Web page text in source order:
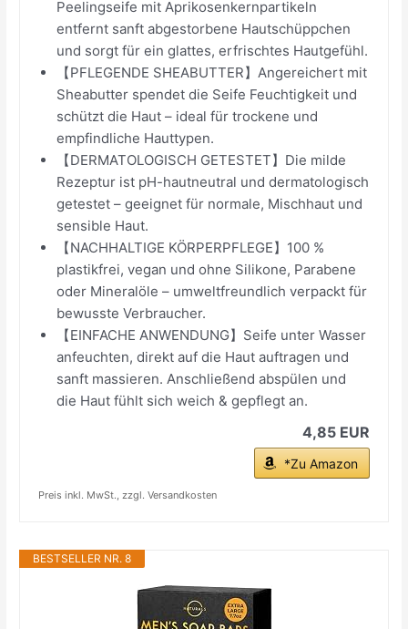
Peelingseife mit Aprikosenkernpartikeln
entfernt sanft abgestorbene Hautschüppchen
und sorgt für ein glattes, erfrischtes Hautgefühl.
【PFLEGENDE SHEABUTTER】Angereichert mit
Sheabutter spendet die Seife Feuchtigkeit und
schützt die Haut – ideal für trockene und
empfindliche Hauttypen.
【DERMATOLOGISCH GETESTET】Die milde
Rezeptur ist pH-hautneutral und dermatologisch
getestet – geeignet für normale, Mischhaut und
sensible Haut.
【NACHHALTIGE KÖRPERPFLEGE】100 %
plastikfrei, vegan und ohne Silikone, Parabene
oder Mineralöle – umweltfreundlich verpackt für
bewusste Verbraucher.
【EINFACHE ANWENDUNG】Seife unter Wasser
anfeuchten, direkt auf die Haut auftragen und
sanft massieren. Anschließend abspülen und
die Haut fühlt sich weich & gepflegt an.
4,85 EUR
*Zu Amazon
Preis inkl. MwSt., zzgl. Versandkosten
BESTSELLER NR. 8